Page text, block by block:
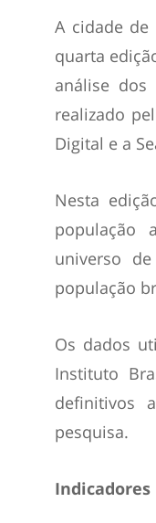
A cidade de
quarta
análise dos
realizado
Digital e a
Nesta
população
universo
população
Os dados
Instituto
definitivos
pesquisa.
Indicadores